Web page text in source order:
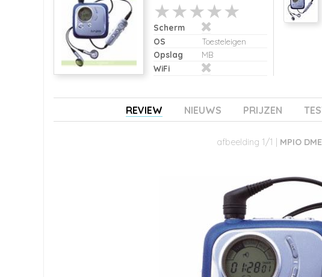
Scherm
OS
Toesteleigen
Opslag
MB
WiFi
REVIEW NIEUWS PRIJZEN
afbeelding 1/1 | MPIO